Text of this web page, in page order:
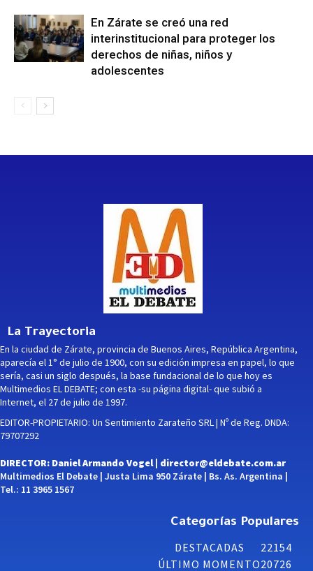
En Zárate se creó una red
interinstitucional para proteger los
derechos de niñas, niños y
adolescentes
La Trayectoria
En la ciudad de Zárate, provincia de Buenos Aires, República Argentina,
aparecía el 1° de julio de 1900, con su edición impresa en papel, lo que
sería, casi un siglo después, la base fundacional de lo que hoy es
Multimedios EL DEBATE; con esta -su página digital- que subió a
Internet, el 27 de julio de 1997.
EDITOR-PROPIETARIO: Un Sentimiento Zarateño SRL | Nº de Reg. DNDA:
79707292
DIRECTOR: Daniel Armando Vogel | director@eldebate.com.ar
Multimedios El Debate | Justa Lima 950 Zárate | Bs. As. Argentina |
Tel.: 11 3965 1567
Categorías Populares
DESTACADAS
22154
ÚLTIMO MOMENTO20726